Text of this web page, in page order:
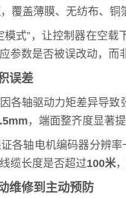
，覆盖薄膜、无纺布、铜
式”，让控制器在空
参数是否被误改动，而
误差
各轴驱动力矩差异导
，端面整齐度显著
各轴电机编码器分辨
缆长度是否超过100米
维修到主动预防